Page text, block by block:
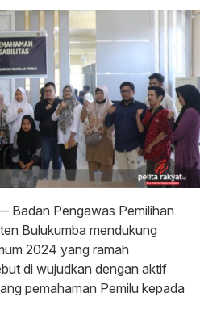
Badan Pengawas Pemilihan
Bulukumba mendukung
2024 yang ramah
di wujudkan dengan aktif
pemahaman Pemilu kepada